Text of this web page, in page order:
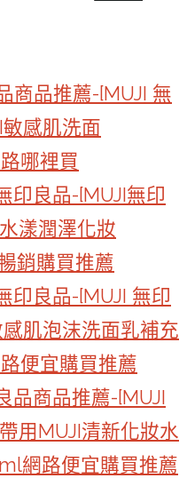
商品推薦-[MUJI 無
感肌洗面
哪裡買
印良品-[MUJI無印
漾潤澤化妝
銷購買推薦
印良品-[MUJI 無印
肌泡沫洗面乳補充
便宜購買推薦
品商品推薦-[MUJI
用MUJI清新化妝水
網路便宜購買推薦